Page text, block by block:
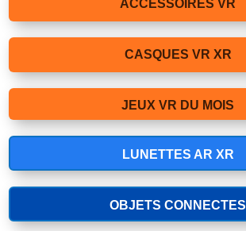
ACCESSOIRES VR
CASQUES VR XR
JEUX VR DU MOIS
LUNETTES AR XR
OBJETS CONNECTES